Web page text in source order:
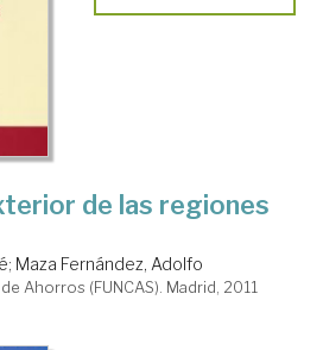
de las regiones
; Maza Fernández, Adolfo
Ahorros (FUNCAS). Madrid, 2011